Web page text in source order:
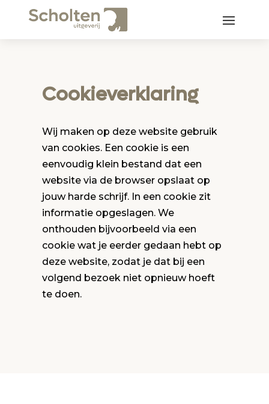
Cookieverklaring
Wij maken op deze website gebruik
van cookies. Een cookie is een
eenvoudig klein bestand dat een
website via de browser opslaat op
jouw harde schrijf. In een cookie zit
informatie opgeslagen. We
onthouden bijvoorbeeld via een
cookie wat je eerder gedaan hebt op
deze website, zodat je dat bij een
volgend bezoek niet opnieuw hoeft
te doen.